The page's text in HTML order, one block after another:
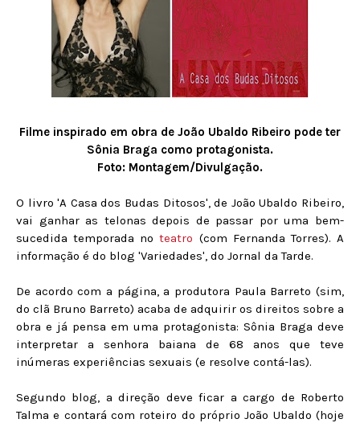
Filme inspirado em obra de João Ubaldo Ribeiro pode ter
Sônia Braga como protagonista.
Foto: Montagem/Divulgação.
O livro 'A Casa dos Budas Ditosos', de João Ubaldo Ribeiro,
vai ganhar as telonas depois de passar por uma bem-
sucedida temporada noteatro (com Fernanda Torres). A
informação é do blog 'Variedades', do Jornal da Tarde.
De acordo com a página, a produtora Paula Barreto (sim,
do clã Bruno Barreto) acaba de adquirir os direitos sobre a
obra e já pensa em uma protagonista: Sônia Braga deve
interpretar a senhora baiana de 68 anos que teve
inúmeras experiências sexuais (e resolve contá-las).
Segundo blog, a direção deve ficar a cargo de Roberto
Talma e contará com roteiro do próprio João Ubaldo (hoje